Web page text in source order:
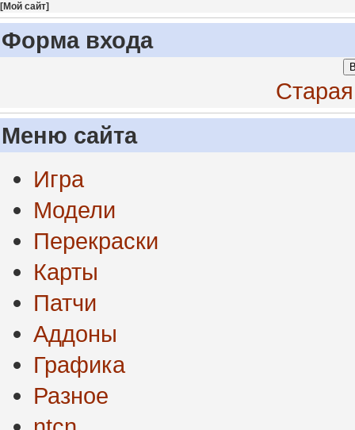
[Мой сайт]
Форма входа
Меню сайта
Игра
Модели
Перекраски
Карты
Патчи
Аддоны
Графика
Разное